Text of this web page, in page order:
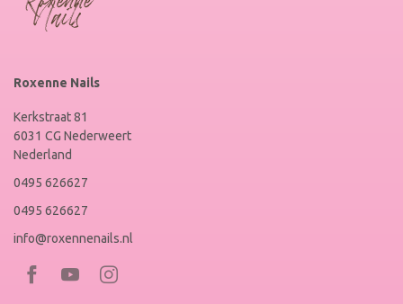
Roxenne Nails
Kerkstraat 81
6031 CG Nederweert
Nederland
0495 626627
0495 626627
info@roxennenails.nl
Bezoek